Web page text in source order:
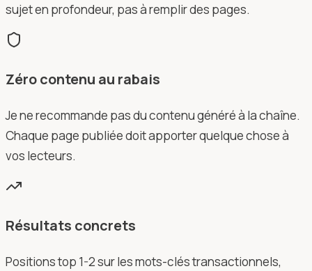
sujet en profondeur, pas à remplir des pages.
Zéro contenu au rabais
Je ne recommande pas du contenu généré à la chaîne.
Chaque page publiée doit apporter quelque chose à
vos lecteurs.
Résultats concrets
Positions top 1-2 sur les mots-clés transactionnels,